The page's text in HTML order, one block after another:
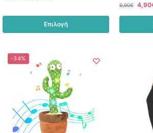
Επιλογή
9,90€ 4,90
-34%